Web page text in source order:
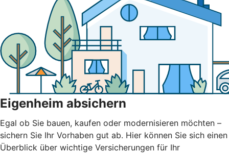
Eigenheim absichern
Egal ob Sie bauen, kaufen oder modernisieren möchten –
sichern Sie Ihr Vorhaben gut ab. Hier können Sie sich einen
Überblick über wichtige Versicherungen für Ihr